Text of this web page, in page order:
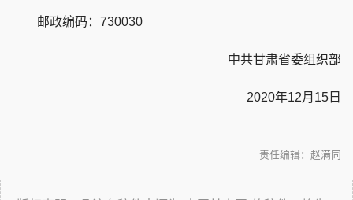
邮政编码：730030
中共甘肃省委组织部
2020年12月15日
责任编辑：赵满同